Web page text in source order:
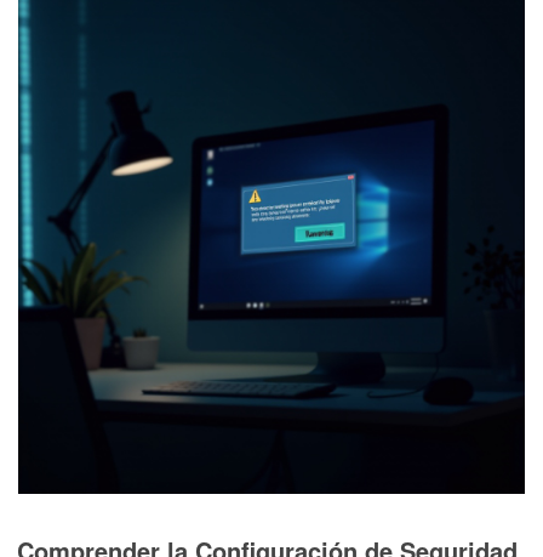
Comprender la Configuración de Seguridad